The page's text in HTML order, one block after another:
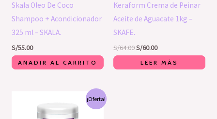
Skala Oleo De Coco
Shampoo + Acondicionador
325 ml – SKALA.
S/55.00
AÑADIR AL CARRITO
Keraform Crema de Peinar
Aceite de Aguacate 1kg –
SKAFE.
S/64.00S/60.00
LEER MÁS
¡Oferta!
precio
originalactual